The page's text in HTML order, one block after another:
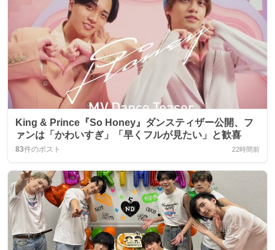
King & Prince『So Honey』ダンスティザー公開、フ
ァンは「かわいすぎ」「早くフルが見たい」と歓喜
83件のポスト 22時間前